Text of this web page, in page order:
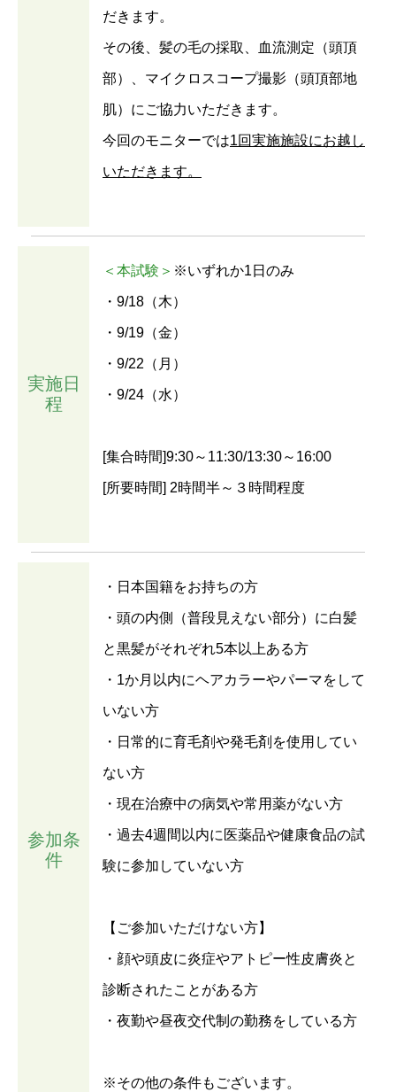
だきます。
その後、髪の毛の採取、血流測定（頭頂
部）、マイクロスコープ撮影（頭頂部地
肌）にご協力いただきます。
今回のモニターでは1回実施施設にお越し
いただきます。
実施日
程
＜本試験＞ ※いずれか1日のみ
・9/18（木）
・9/19（金）
・9/22（月）
・9/24（水）
[集合時間]9:30～11:30/13:30～16:00
[所要時間] 2時間半～３時間程度
参加条
件
・日本国籍をお持ちの方
・頭の内側（普段見えない部分）に白髪
と黒髪がそれぞれ5本以上ある方
・1か月以内にヘアカラーやパーマをして
いない方
・日常的に育毛剤や発毛剤を使用してい
ない方
・現在治療中の病気や常用薬がない方
・過去4週間以内に医薬品や健康食品の試
験に参加していない方
【ご参加いただけない方】
・顔や頭皮に炎症やアトピー性皮膚炎と
診断されたことがある方
・夜勤や昼夜交代制の勤務をしている方
※その他の条件もございます。